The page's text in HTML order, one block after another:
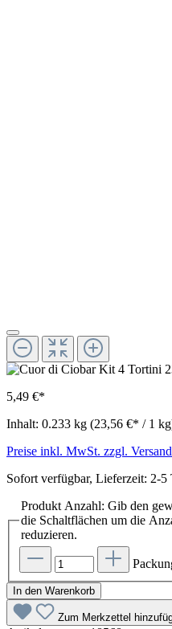
5,49 €*
Inhalt: 0.233 kg (23,56 €* / 1
Preise inkl. MwSt. zzgl.
Sofort verfügbar, Lieferzeit: 2-5
Produkt Anzahl: Gib den
die Schaltflächen um die
reduzieren.
In den Warenkorb
Zum Merkzettel